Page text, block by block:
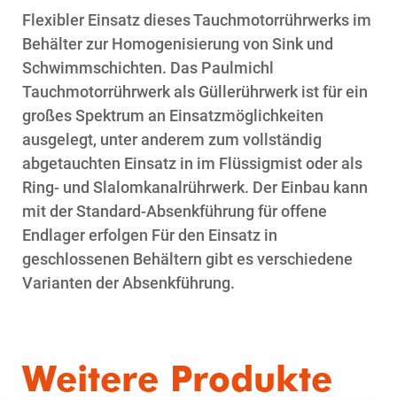
Flexibler Einsatz dieses Tauchmotorrührwerks im
Behälter zur Homogenisierung von Sink und
Schwimmschichten. Das Paulmichl
Tauchmotorrührwerk als Güllerührwerk ist für ein
großes Spektrum an Einsatzmöglichkeiten
ausgelegt, unter anderem zum vollständig
abgetauchten Einsatz in im Flüssigmist oder als
Ring- und Slalomkanalrührwerk. Der Einbau kann
mit der Standard-Absenkführung für offene
Endlager erfolgen Für den Einsatz in
geschlossenen Behältern gibt es verschiedene
Varianten der Absenkführung.
Weitere Produkte